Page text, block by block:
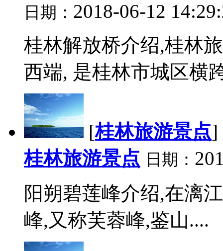
日期： 2018-06-12
桂林解放桥介绍,桂林
西端, 是桂林市城区横
[桂林旅游景点]
桂林旅游景点 日期：
阳朔碧莲峰介绍,在漓
峰,又称芙蓉峰,鉴山....